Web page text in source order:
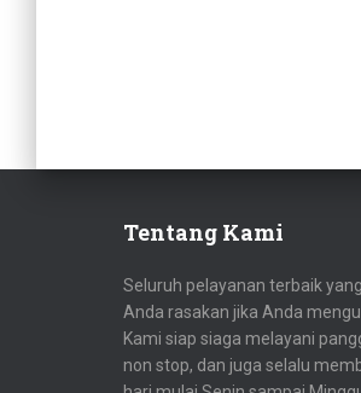
Tentang Kami
Seluruh pelayanan terbaik
Anda rasakan jika Anda
Kami siap siaga melayani
non stop, dan juga selalu